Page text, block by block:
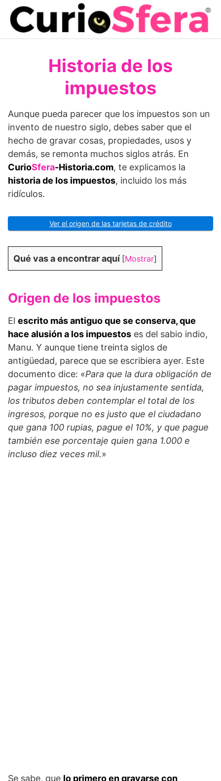
Saltar
contenido
Historia de los
impuestos
Aunque pueda parecer que los impuestos son un
invento de nuestro siglo, debes saber que el
hecho de gravar cosas, propiedades, usos y
demás, se remonta muchos siglos atrás. En
CurioSfera-Historia.com, te explicamos la
historia de los impuestos, incluido los más
ridículos.
Ver el origen de las tarjetas de crédito
Qué vas a encontrar aquí [Mostrar]
Origen de los impuestos
El escrito más antiguo que se conserva, que
hace alusión a los impuestos es del sabio indio,
Manu. Y aunque tiene treinta siglos de
antigüedad, parece que se escribiera ayer. Este
documento dice: «Para que la dura obligación de
pagar impuestos, no sea injustamente sentida,
los tributos deben contemplar el total de los
ingresos, porque no es justo que el ciudadano
que gana 100 rupias, pague el 10%, y que pague
también ese porcentaje quien gana 1.000 e
incluso diez veces mil.»
Se sabe, que lo primero en gravarse con